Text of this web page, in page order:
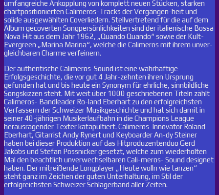
umfangreiche Ankopplung von komplett neuen Stücken, starken
chartpositionierten Calimeros-Tracks der Vergangen-heit und
solide ausgewählten Coverliedern. Stellvertretend für die auf dem
Album gecoverten Songpersönlichkeiten sind der italienische Bossa
Nova Hit aus dem Jahr 1962, „Quando Quando“ sowie der Kult-
Evergreen „Marina Marina“, welche die Calimeros mit ihrem unver-
gleichbaren Charme verfeinern.
Der authentische Calimeros-Sound ist eine wahrhaftige
Erfolgsgeschichte, die vor gut 4 Jahr-zehnten ihren Ursprung
gefunden hat und bis heute ein Synonym für ehrliche, sinnbildliche
Songskizzen steht. Mit weit über 1000 geschriebenen Titeln zählt
Calimeros- Bandleader Ro-land Eberhart zu den erfolgreichsten
Verfassern der Schweizer Musikgeschichte und hat sich damit in
seiner 40-jährigen Musikerlaufbahn in die Champions League
herausragender Texter katapultiert. Calimeros-Innovator Roland
Eberhart, Gitarrist Andy Rynert und Keyboarder An-dy Steiner
haben bei dieser Produktion auf das Hitproduzentenduo Gerd
Jakobs und Stefan Pössnicker gesetzt, welche zum wiederholten
Mal den beachtlich unverwechselbaren Cali-meros- Sound designet
haben. Der mitreißende Longplayer „Heute wolln wie tanzen“
steht ganz im Zeichen der guten Unterhaltung, im Stil der
erfolgreichsten Schweizer Schlagerband aller Zeiten.